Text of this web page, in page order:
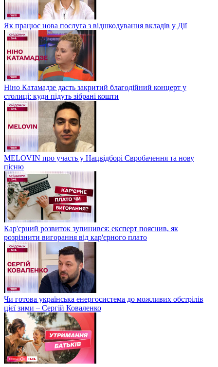
Як працює нова послуга з відшкодування вкладів у Дії
Ніно Катамадзе дасть закритий благодійний концерт у
столиці: куди підуть зібрані кошти
MELOVIN про участь у Нацвідборі Євробачення та нову
пісню
Кар'єрний розвиток зупинився: експерт пояснив, як
розрізнити вигорання від кар'єрного плато
Чи готова українська енергосистема до можливих обстрілів
цієї зими – Сергій Коваленко